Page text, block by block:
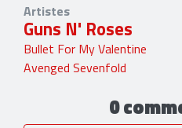
Artistes
Guns N' Roses
Bullet For My Valentine
Avenged Sevenfold
0